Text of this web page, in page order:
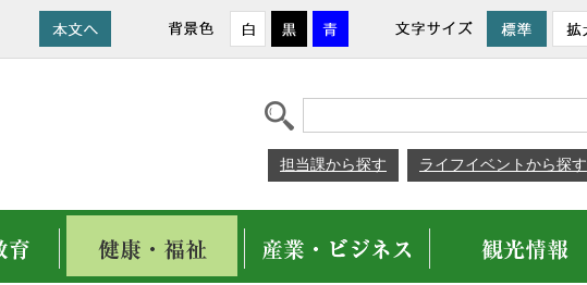
担当課から探す ライフイベントから探す